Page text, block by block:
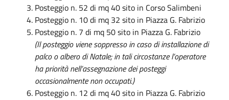
Posteggio n. 52 di mq 40 sito in Corso Salimbeni
Posteggio n. 10 di mq 32 sito in Piazza G. Fabrizio
Posteggio n. 7 di mq 50 sito in Piazza G. Fabrizio
(Il posteggio viene soppresso in caso di installazione di
palco o albero di Natale; in tali circostanze l’operatore
ha priorità nell’assegnazione dei posteggi
occasionalmente non occupati.)
Posteggio n. 12 di mq 40 sito in Piazza G. Fabrizio